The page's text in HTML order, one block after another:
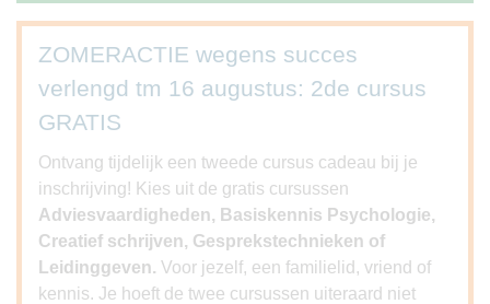
ZOMERACTIE wegens succes
verlengd tm 16 augustus: 2de cursus
GRATIS
Ontvang tijdelijk een tweede cursus cadeau bij je
inschrijving! Kies uit de gratis cursussen
Adviesvaardigheden, Basiskennis Psychologie,
Creatief schrijven, Gesprekstechnieken of
Leidinggeven. Voor jezelf, een familielid, vriend of
kennis. Je hoeft de twee cursussen uiteraard niet